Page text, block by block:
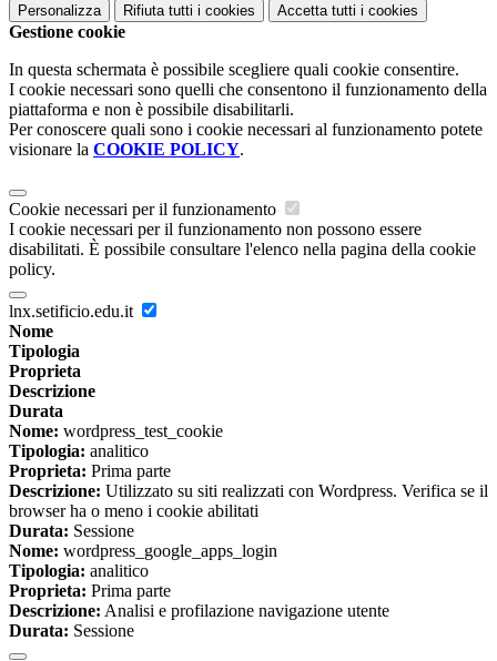
Personalizza Rifiuta tutti i cookies Accetta tutti i cookies
Gestione cookie
In questa schermata è possibile scegliere quali cookie consentire.
I cookie necessari sono quelli che consentono il funzionamento della
piattaforma e non è possibile disabilitarli.
Per conoscere quali sono i cookie necessari al funzionamento potete
visionare la COOKIE POLICY.
Cookie necessari per il funzionamento
I cookie necessari per il funzionamento non possono essere
disabilitati. È possibile consultare l'elenco nella pagina della cookie
policy.
lnx.setificio.edu.it
Nome
Tipologia
Proprieta
Descrizione
Durata
Nome: wordpress_test_cookie
Tipologia: analitico
Proprieta: Prima parte
Descrizione: Utilizzato su siti realizzati con Wordpress. Verifica se il
browser ha o meno i cookie abilitati
Durata: Sessione
Nome: wordpress_google_apps_login
Tipologia: analitico
Proprieta: Prima parte
Descrizione: Analisi e profilazione navigazione utente
Durata: Sessione